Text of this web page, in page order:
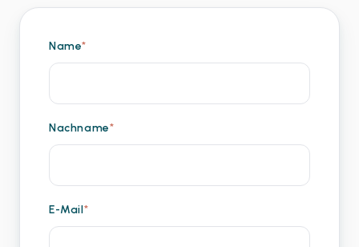
Name*
Nachname*
E-Mail*